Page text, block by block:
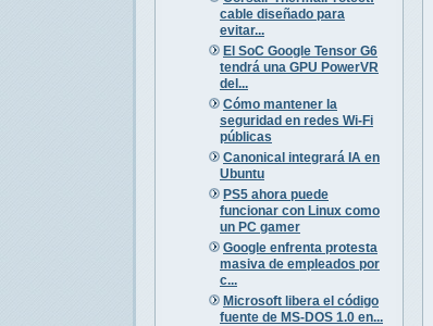
cable diseñado para
evitar...
El SoC Google Tensor G6
tendrá una GPU PowerVR
del...
Cómo mantener la
seguridad en redes Wi-Fi
públicas
Canonical integrará IA en
Ubuntu
PS5 ahora puede
funcionar con Linux como
un PC gamer
Google enfrenta protesta
masiva de empleados por
c...
Microsoft libera el código
fuente de MS-DOS 1.0 en...